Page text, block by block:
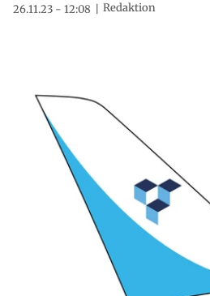
26.11.23 - 12:08 Redaktion